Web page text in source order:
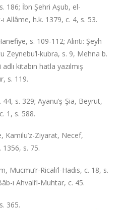
186; İbn Şehri Aşub, el-
Allâme, h.k. 1379, c. 4, s. 53.
s. 109-112; Alıntı: Şeyh
Zeynebu’l-kubra, s. 9, Mehna b.
kitabın hatla yazılmış
s. 119.
s. 329; Ayanu’ş-Şia, Beyrut,
1, s. 588.
Ziyarat, Necef,
1356, s. 75.
Mucmu’r-Ricali’l-Hadis, c. 18, s.
ı Ahvali’l-Muhtar, c. 45.
365.